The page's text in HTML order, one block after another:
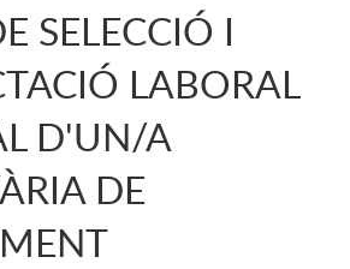
SELECCIÓ I
LABORAL
D'UN/A
DE